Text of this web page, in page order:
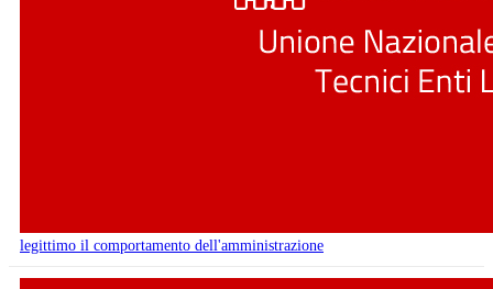
legittimo il comportamento dell'amministrazione